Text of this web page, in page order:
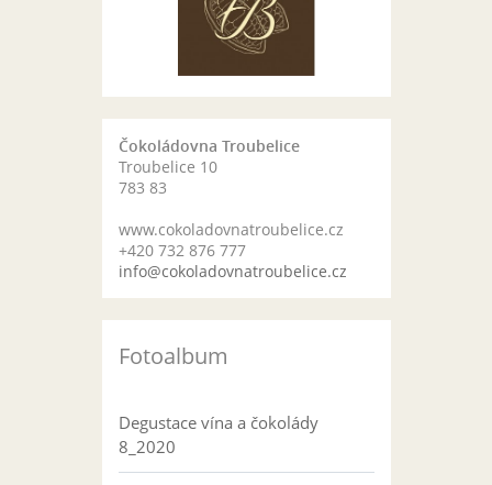
Čokoládovna Troubelice
Troubelice 10
783 83
www.cokoladovnatroubelice.cz
+420 732 876 777
info@cokoladovnatroubelice.cz
Fotoalbum
Degustace vína a čokolády
8_2020